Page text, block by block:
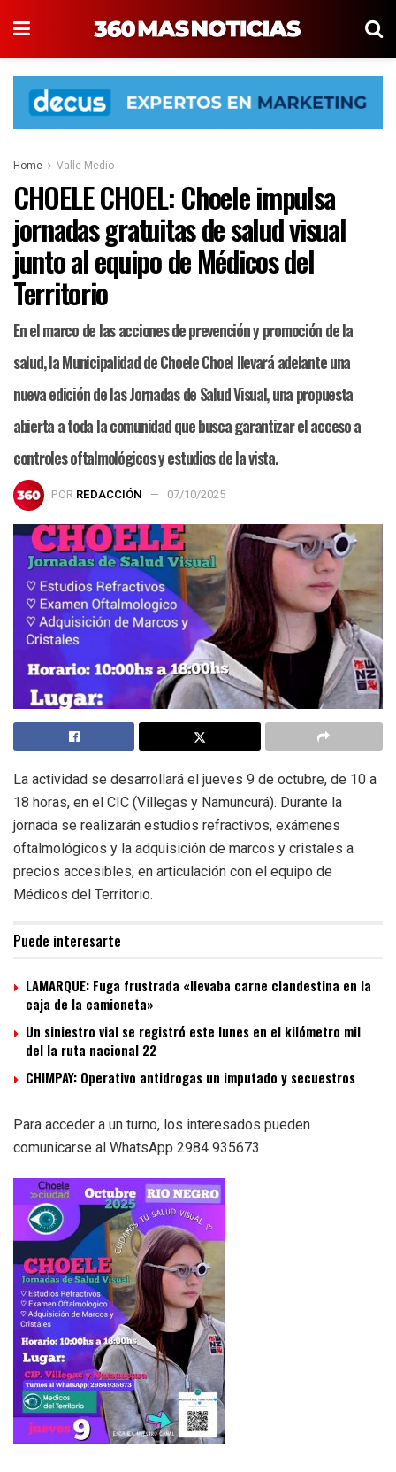
Home Valle Medio
CHOELE CHOEL: Choele impulsa
jornadas gratuitas de salud visual
junto al equipo de Médicos del
Territorio
En el marco de las acciones de prevención y promoción de la
salud, la Municipalidad de Choele Choel llevará adelante una
nueva edición de las Jornadas de Salud Visual, una propuesta
abierta a toda la comunidad que busca garantizar el acceso a
controles oftalmológicos y estudios de la vista.
POR REDACCIÓN 07/10/2025
La actividad se desarrollará el jueves 9 de octubre, de 10 a
18 horas, en el CIC (Villegas y Namuncurá). Durante la
jornada se realizarán estudios refractivos, exámenes
oftalmológicos y la adquisición de marcos y cristales a
precios accesibles, en articulación con el equipo de
Médicos del Territorio.
Puede interesarte
LAMARQUE: Fuga frustrada «llevaba carne clandestina en la
caja de la camioneta»
Un siniestro vial se registró este lunes en el kilómetro mil
del la ruta nacional 22
CHIMPAY: Operativo antidrogas un imputado y secuestros
Para acceder a un turno, los interesados pueden
comunicarse al WhatsApp 2984 935673